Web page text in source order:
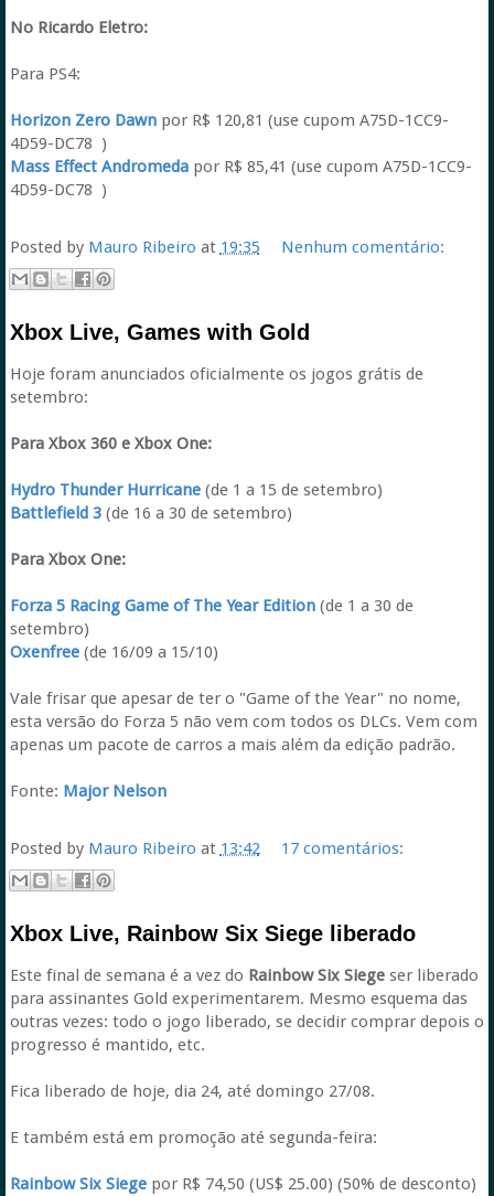
No Ricardo Eletro:
Para PS4:
Horizon Zero Dawnpor R$ 120,81 (use cupom A75D-1CC9-
4D59-DC78 )
Mass Effect Andromedapor R$ 85,41 (use cupom A75D-1CC9-
4D59-DC78 )
Posted by Mauro Ribeiro at 19:35 Nenhum comentário:
Xbox Live, Games with Gold
Hoje foram anunciados oficialmente os jogos grátis de
setembro:
Para Xbox 360 e Xbox One:
Hydro Thunder Hurricane(de 1 a 15 de setembro)
Battlefield 3 (de 16 a 30 de setembro)
Para Xbox One:
Forza 5 Racing Game of The Year Edition(de 1 a 30 de
setembro)
Oxenfree(de 16/09 a 15/10)
Vale frisar que apesar de ter o "Game of the Year" no nome,
esta versão do Forza 5 não vem com todos os DLCs. Vem com
apenas um pacote de carros a mais além da edição padrão.
Fonte: Major Nelson
Posted by Mauro Ribeiro at 13:42 17 comentários:
Xbox Live, Rainbow Six Siege liberado
Este final de semana é a vez do Rainbow Six Siegeser liberado
para assinantes Gold experimentarem. Mesmo esquema das
outras vezes: todo o jogo liberado, se decidir comprar depois o
progresso é mantido, etc.
Fica liberado de hoje, dia 24, até domingo 27/08.
E também está em promoção até segunda-feira:
Rainbow Six Siegepor R$ 74,50 (US$ 25.00) (50% de desconto)